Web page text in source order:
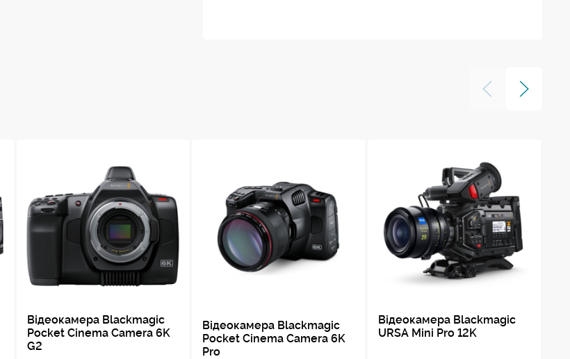
Відеокамера Blackmagic
Pocket Cinema Camera 6K
G2
Відеокамера Blackmagic
Pocket Cinema Camera 6K
Pro
Відеокамера Blackmagic
URSA Mini Pro 12K